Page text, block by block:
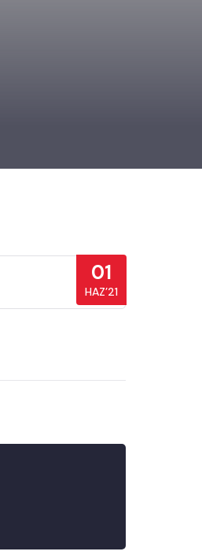
01
HAZ’21